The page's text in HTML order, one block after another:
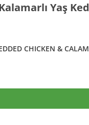
CHICKEN &
Yaş